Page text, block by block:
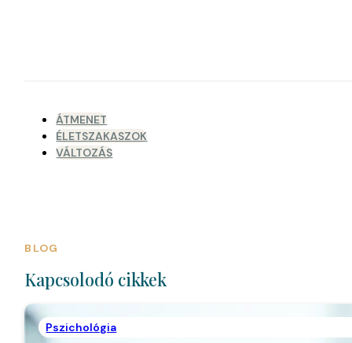
ÁTMENET
ÉLETSZAKASZOK
VÁLTOZÁS
BLOG
Kapcsolodó cikkek
Pszichológia